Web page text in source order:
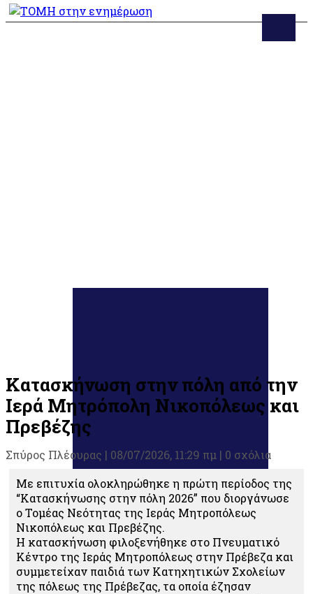
Κατασκήνωση στην πόλη από την
Ιερά Μητρόπολη Νικοπόλεως και
Πρεβέζης
Σπύρος Πλέουρας | 08/07/2026, 11:29 πμ | 0 σχόλια
Με επιτυχία ολοκληρώθηκε η πρώτη περίοδος της
“Κατασκήνωσης στην πόλη 2026” που διοργάνωσε
ο Τομέας Νεότητας της Ιεράς Μητροπόλεως
Νικοπόλεως και Πρεβέζης.
Η κατασκήνωση φιλοξενήθηκε στο Πνευματικό
Κέντρο της Ιεράς Μητροπόλεως στην Πρέβεζα και
συμμετείχαν παιδιά των Κατηχητικών Σχολείων
της πόλεως της Πρέβεζας, τα οποία έζησαν